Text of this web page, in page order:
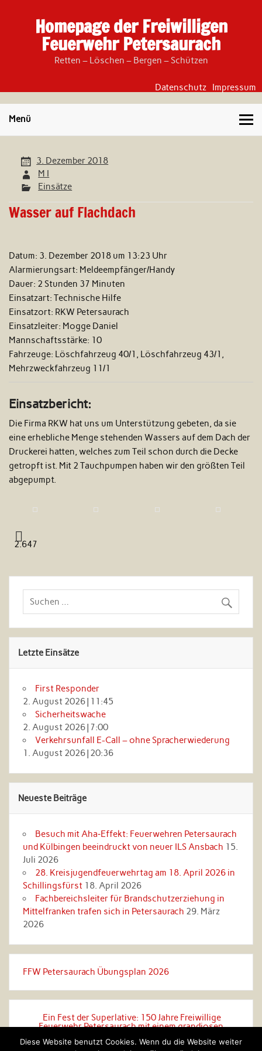
Homepage der Freiwilligen
Feuerwehr Petersaurach
Retten – Löschen – Bergen – Schützen
Datenschutz Impressum
Menü
3. Dezember 2018
M I
Einsätze
Wasser auf Flachdach
Datum: 3. Dezember 2018 um 13:23 Uhr
Alarmierungsart: Meldeempfänger/Handy
Dauer: 2 Stunden 37 Minuten
Einsatzart: Technische Hilfe
Einsatzort: RKW Petersaurach
Einsatzleiter: Mogge Daniel
Mannschaftsstärke: 10
Fahrzeuge: Löschfahrzeug 40/1, Löschfahrzeug 43/1,
Mehrzweckfahrzeug 11/1
Einsatzbericht:
Die Firma RKW hat uns um Unterstützung gebeten, da sie
eine erhebliche Menge stehenden Wassers auf dem Dach der
Druckerei hatten, welches zum Teil schon durch die Decke
getropft ist. Mit 2 Tauchpumpen haben wir den größten Teil
abgepumpt.
2.647
Letzte Einsätze
First Responder
2. August 2026| 11:45
Sicherheitswache
2. August 2026| 7:00
Verkehrsunfall E-Call – ohne Spracherwiederung
1. August 2026| 20:36
Neueste Beiträge
Besuch mit Aha‑Effekt: Feuerwehren Petersaurach
und Külbingen beeindruckt von neuer ILS Ansbach 15.
Juli 2026
28. Kreisjugendfeuerwehrtag am 18. April 2026 in
Schillingsfürst 18. April 2026
Fachbereichsleiter für Brandschutzerziehung in
Mittelfranken trafen sich in Petersaurach 29. März
2026
FFW Petersaurach Übungsplan 2026
Ein Fest der Superlative: 150 Jahre Freiwillige
Feuerwehr Petersaurach mit einem grandiosen
Diese Website benutzt Cookies. Wenn du die Website weiter